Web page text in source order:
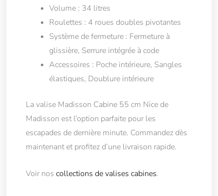
Volume : 34 litres
Roulettes : 4 roues doubles pivotantes
Système de fermeture : Fermeture à
glissière, Serrure intégrée à code
Accessoires : Poche intérieure, Sangles
élastiques, Doublure intérieure
La valise Madisson Cabine 55 cm Nice de
Madisson est l’option parfaite pour les
escapades de dernière minute. Commandez dès
maintenant et profitez d’une livraison rapide.
Voir noscollections de valises cabines.